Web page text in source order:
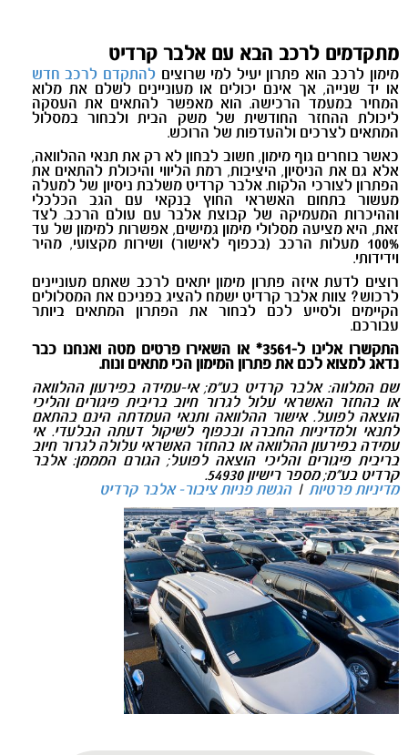
מתקדמים לרכב הבא עם אלבר קרדיט
מימון לרכב הוא פתרון יעיל למי שרוציםלהתקדם לרכב חדש
או יד שנייה, אך אינם יכולים או מעוניינים לשלם את מלוא
המחיר במעמד הרכישה. הוא מאפשר להתאים את העסקה
ליכולת ההחזר החודשית של משק הבית ולבחור במסלול
המתאים לצרכים ולהעדפות של הרוכש.
כאשר בוחרים גוף מימון, חשוב לבחון לא רק את תנאי ההלוואה,
אלא גם את הניסיון, היציבות, רמת הליווי והיכולת להתאים את
הפתרון לצורכי הלקוח. אלבר קרדיט משלבת ניסיון של למעלה
מעשור בתחום האשראי החוץ בנקאי עם הגב הכלכלי
וההיכרות המעמיקה של קבוצת אלבר עם עולם הרכב. לצד
זאת, היא מציעה מסלולי מימון גמישים, אפשרות למימון של עד
100% מעלות הרכב (בכפוף לאישור) ושירות מקצועי, מהיר
וידידותי.
רוצים לדעת איזה פתרון מימון יתאים לרכב שאתם מעוניינים
לרכוש? צוות אלבר קרדיט ישמח להציג בפניכם את המסלולים
הקיימים ולסייע לכם לבחור את הפתרון המתאים ביותר
עבורכם.
התקשרו אלינו ל-3561* או השאירו פרטים מטה ואנחנו כבר
נדאג למצוא לכם את פתרון המימון הכי מתאים ונוח.
שם המלווה: אלבר קרדיט בע"מ; אי-עמידה בפירעון ההלוואה
או בהחזר האשראי עלול לגרור חיוב בריבית פיגורים והליכי
הוצאה לפועל. אישור ההלוואה ותנאי העמדתה הינם בהתאם
לתנאי ולמדיניות החברה ובכפוף לשיקול דעתה הבלעדי. אי
עמידה בפירעון ההלוואה או בהחזר האשראי עלולה לגרור חיוב
בריבית פיגורים והליכי הוצאה לפועל; הגורם המממן: אלבר
קרדיט בע"מ; מספר רישיון 54930.
מדיניות פרטיות |הגשת פניות ציבור- אלבר קרדיט